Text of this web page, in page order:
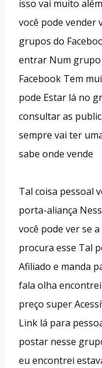
isso vai muito
você pode vender
grupos do
entrar Num grupo
Facebook Tem
pode Estar lá no
consultar as
sempre vai ter
sabe onde vende
Tal coisa pessoal
porta-aliança
você pode ver se
procura esse Tal
Afiliado e manda
fala olha
preço super
Link lá para
postar nesse
eu encontrei